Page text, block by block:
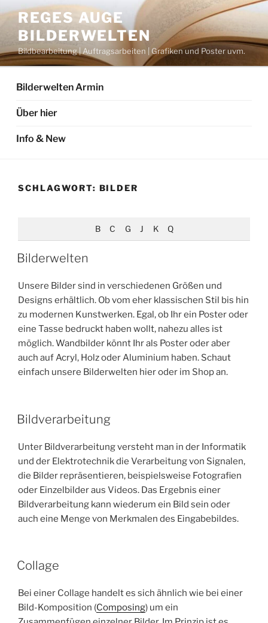
Inhalt
springen
REGES AUGE
BILDERWELTEN
Bildbearbeitung | Auftragsarbeiten | Grafiken und Poster uvm.
Bilderwelten Armin
Über hier
Info & New
SCHLAGWORT: BILDER
B C G J K Q
Bilderwelten
Unsere Bilder sind in verschiedenen Größen und
Designs erhältlich. Ob vom eher klassischen Stil bis hin
zu modernen Kunstwerken. Egal, ob Ihr ein Poster oder
eine Tasse bedruckt haben wollt, nahezu alles ist
möglich. Wandbilder könnt Ihr als Poster oder aber
auch auf Acryl, Holz oder Aluminium haben. Schaut
einfach unsere Bilderwelten hier oder im Shop an.
Bildverarbeitung
Unter Bildverarbeitung versteht man in der Informatik
und der Elektrotechnik die Verarbeitung von Signalen,
die Bilder repräsentieren, beispielsweise Fotografien
oder Einzelbilder aus Videos. Das Ergebnis einer
Bildverarbeitung kann wiederum ein Bild sein oder
auch eine Menge von Merkmalen des Eingabebildes.
Collage
Bei einer Collage handelt es sich ähnlich wie bei einer
Bild-Komposition (Composing) um ein